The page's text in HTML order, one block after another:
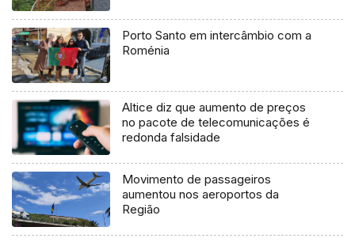
Porto Santo em intercâmbio com a
Roménia
Altice diz que aumento de preços
no pacote de telecomunicações é
redonda falsidade
Movimento de passageiros
aumentou nos aeroportos da
Região